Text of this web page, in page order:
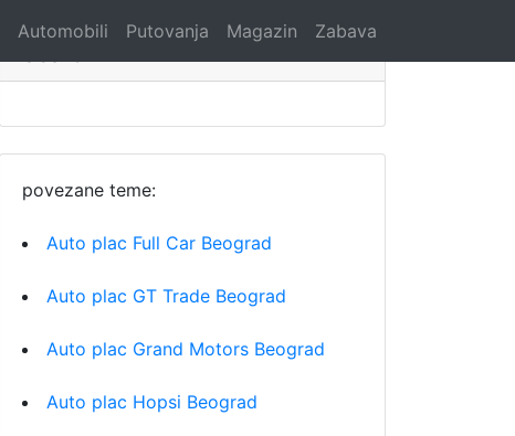
Automobili Putovanja Magazin Zabava
povezane teme:
Auto plac Full Car Beograd
Auto plac GT Trade Beograd
Auto plac Grand Motors Beograd
Auto plac Hopsi Beograd